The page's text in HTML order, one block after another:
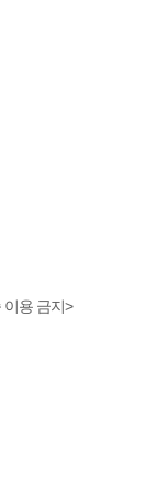
용 금지>